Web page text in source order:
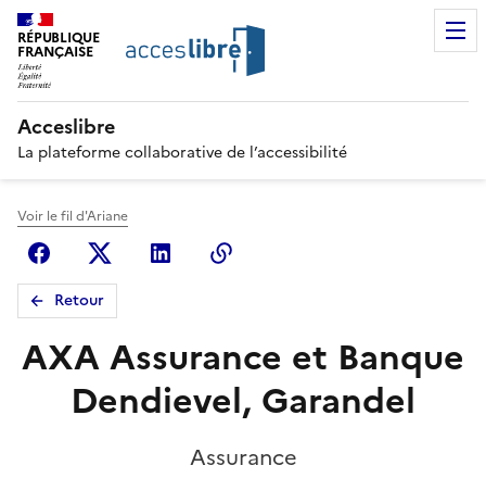
RÉPUBLIQUE
FRANÇAISE
Acceslibre
La plateforme collaborative de l’accessibilité
Voir le fil d'Ariane
FacebookX (anciennement Twitter)
Linkedin
Retour
AXA Assurance et Banque
Dendievel, Garandel
Assurance